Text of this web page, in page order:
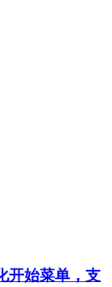
开始菜单，支